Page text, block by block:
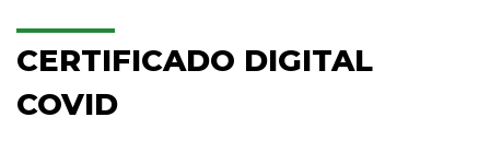
CERTIFICADO DIGITAL
COVID